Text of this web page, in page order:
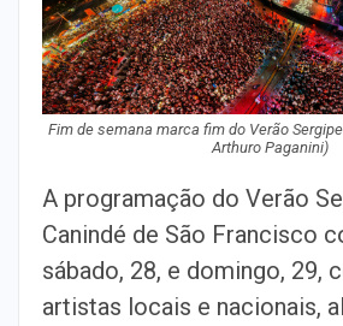
Fim de semana marca fim do Verão
Arthuro Paganini)
A programação do Verão
Canindé de São Francisco
sábado, 28, e domingo, 29,
artistas locais e nacionais,